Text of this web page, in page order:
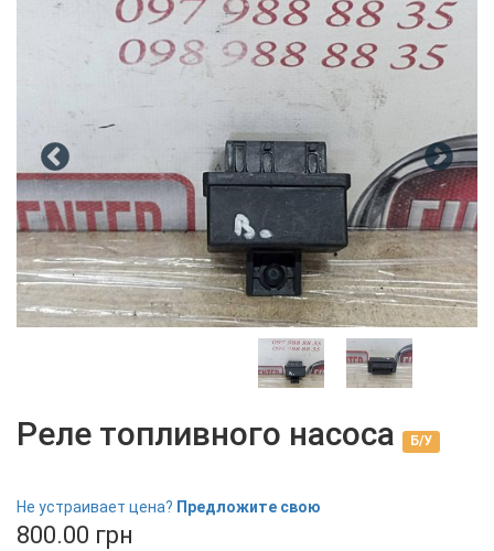
Реле топливного насоса Б/У
Не устраивает цена? Предложите свою
800.00 грн